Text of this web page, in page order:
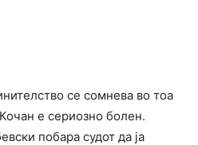
се сомнева во тоа
е сериозно болен.
побара судот да ја